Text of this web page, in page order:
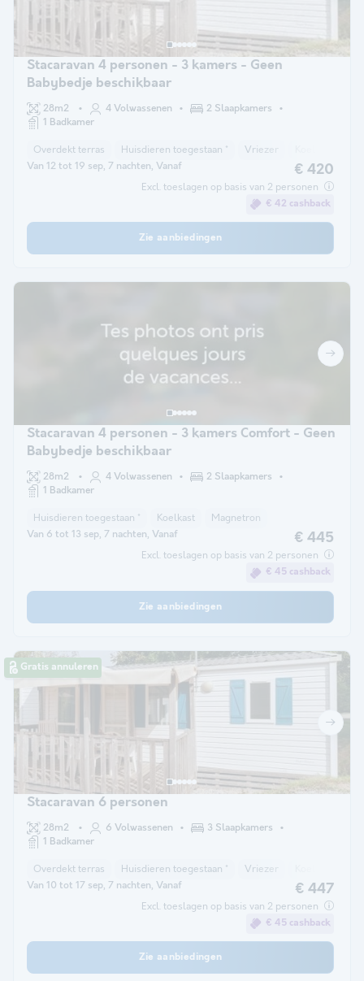
Stacaravan 4 personen - 3 kamers - Geen
Babybedje beschikbaar
28m2 4 Volwassenen
2 Slaapkamers
1 Badkamer
Overdekt terras Huisdieren toegestaan * Vriezer
Van 12 tot 19 sep, 7 nachten, Vanaf € 420
Excl. toeslagen op basis van 2 personen
€ 42 cashback
Zie aanbiedingen
Stacaravan 4 personen - 3 kamers Comfort - Geen
Babybedje beschikbaar
28m2 4 Volwassenen
2 Slaapkamers
1 Badkamer
Huisdieren toegestaan * Koelkast Magnetron
Van 6 tot 13 sep, 7 nachten, Vanaf € 445
Excl. toeslagen op basis van 2 personen
€ 45 cashback
Zie aanbiedingen
Gratis annuleren
Stacaravan 6 personen
28m2 6 Volwassenen
3 Slaapkamers
1 Badkamer
Overdekt terras Huisdieren toegestaan * Vriezer
Van 10 tot 17 sep, 7 nachten, Vanaf € 447
Excl. toeslagen op basis van 2 personen
€ 45 cashback
Zie aanbiedingen